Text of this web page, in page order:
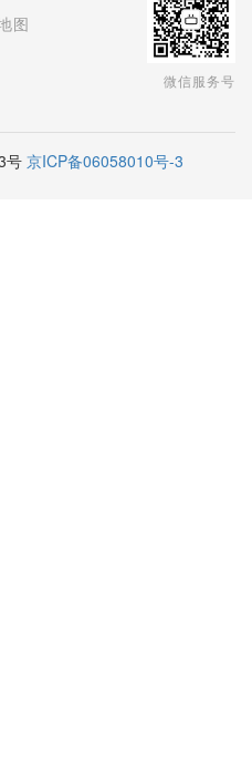
图
微信服务号
号 京ICP备06058010号-3